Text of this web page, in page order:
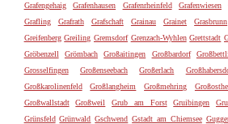
Grafengehaig
Grafenhausen Grafenrheinfeld Grafenwiesen
Grafling
Grafrath Grafschaft Grainau Grainet Grasbrunn
Greifenberg Greiling Gremsdorf Grenzach-Wyhlen Grettstadt
Gröbenzell
Grömbach Großaitingen Großbardorf
Grosselfingen
Großenseebach Großerlach
Großkarolinenfeld
Großlangheim Großmehring
Großwallstadt
Großweil Grub am Forst Gruibingen
Grünsfeld Grünwald Gschwend Gstadt am Chiemsee